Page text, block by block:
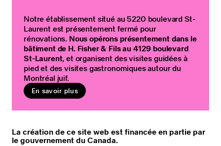
Notre établissement situé au 5220 boulevard St-
Laurent est présentement fermé pour
rénovations. Nous opérons présentement dans le
bâtiment de H. Fisher & Fils au 4129 boulevard
St-Laurent, et organisent des visites guidées à
pied et des visites gastronomiques autour du
Montréal juif.
En savoir plus
La création de ce site web est financée en partie par
le gouvernement du Canada.